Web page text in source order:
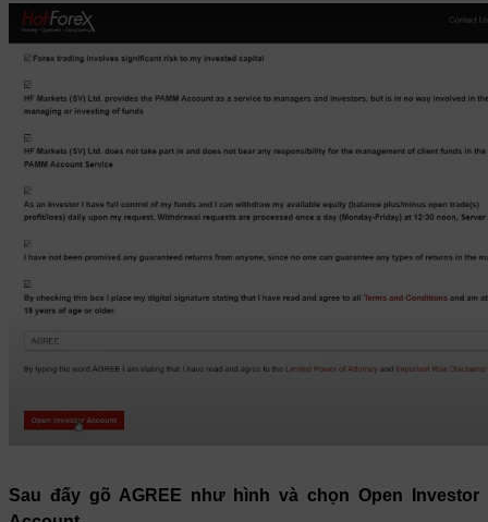
Sau đấy gõ AGREE như hình vàchọn Open Investor